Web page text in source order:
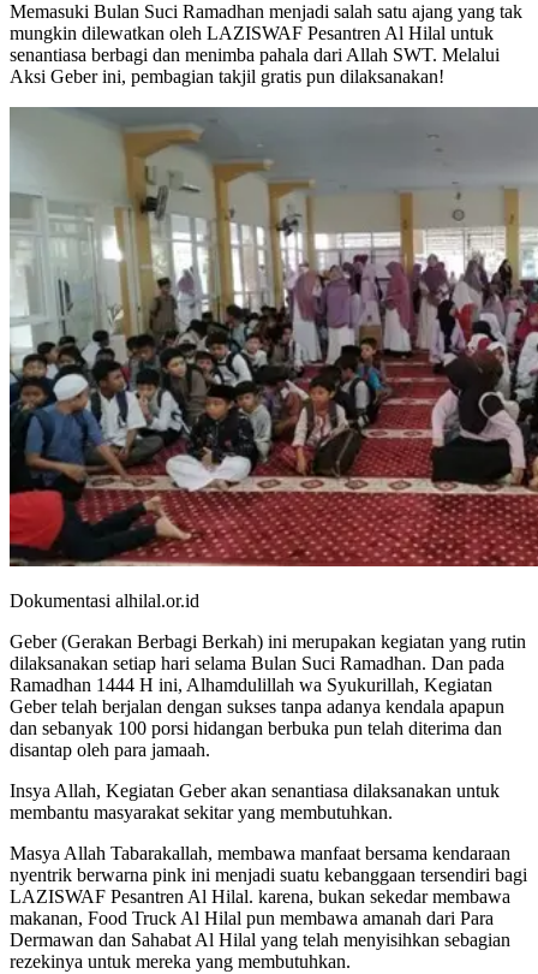
Memasuki Bulan Suci Ramadhan menjadi salah satu ajang yang tak
mungkin dilewatkan oleh LAZISWAF Pesantren Al Hilal untuk
senantiasa berbagi dan menimba pahala dari Allah SWT. Melalui
Aksi Geber ini, pembagian takjil gratis pun dilaksanakan!
Dokumentasi alhilal.or.id
Geber (Gerakan Berbagi Berkah) ini merupakan kegiatan yang rutin
dilaksanakan setiap hari selama Bulan Suci Ramadhan. Dan pada
Ramadhan 1444 H ini, Alhamdulillah wa Syukurillah, Kegiatan
Geber telah berjalan dengan sukses tanpa adanya kendala apapun
dan sebanyak 100 porsi hidangan berbuka pun telah diterima dan
disantap oleh para jamaah.
Insya Allah, Kegiatan Geber akan senantiasa dilaksanakan untuk
membantu masyarakat sekitar yang membutuhkan.
Masya Allah Tabarakallah, membawa manfaat bersama kendaraan
nyentrik berwarna pink ini menjadi suatu kebanggaan tersendiri bagi
LAZISWAF Pesantren Al Hilal. karena, bukan sekedar membawa
makanan, Food Truck Al Hilal pun membawa amanah dari Para
Dermawan dan Sahabat Al Hilal yang telah menyisihkan sebagian
rezekinya untuk mereka yang membutuhkan.